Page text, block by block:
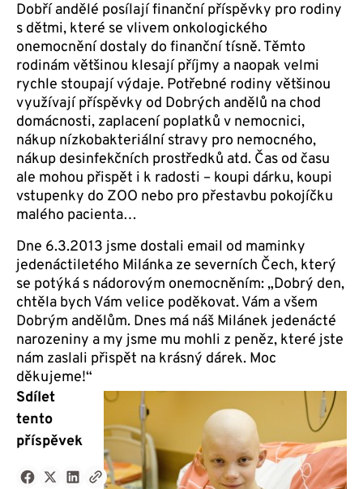
Dobří andělé posílají finanční příspěvky pro rodiny
s dětmi, které se vlivem onkologického
onemocnění dostaly do finanční tísně. Těmto
rodinám většinou klesají příjmy a naopak velmi
rychle stoupají výdaje. Potřebné rodiny většinou
využívají příspěvky od Dobrých andělů na chod
domácnosti, zaplacení poplatků v nemocnici,
nákup nízkobakteriální stravy pro nemocného,
nákup desinfekčních prostředků atd. Čas od času
ale mohou přispět i k radosti – koupi dárku, koupi
vstupenky do ZOO nebo pro přestavbu pokojíčku
malého pacienta…
Dne 6.3.2013 jsme dostali email od maminky
jedenáctiletého Milánka ze severních Čech, který
se potýká s nádorovým onemocněním: „Dobrý den,
chtěla bych Vám velice poděkovat. Vám a všem
Dobrým andělům. Dnes má náš Milánek jedenácté
narozeniny a my jsme mu mohli z peněz, které jste
nám zaslali přispět na krásný dárek. Moc
děkujeme!“
Sdílet
tento
příspěvek